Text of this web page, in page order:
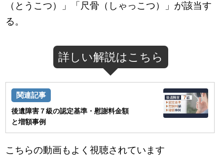
（とうこつ）」「尺骨（しゃっこつ）」が該当す
る。
詳しい解説はこちら
後遺障害７級の認定基準・慰謝料金額
と増額事例
こちらの動画もよく視聴されています